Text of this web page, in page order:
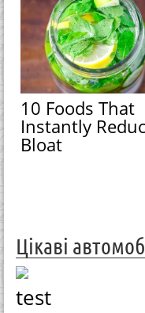
10 Foods That
Instantly
Bloat
Цікаві
test